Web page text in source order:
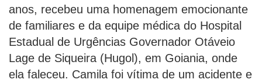
anos, recebeu uma homenagem emocionante
de familiares e da equipe médica do Hospital
Estadual de Urgências Governador Otáveio
Lage de Siqueira (Hugol), em Goiania, onde
ela faleceu. Camila foi vítima de um acidente e